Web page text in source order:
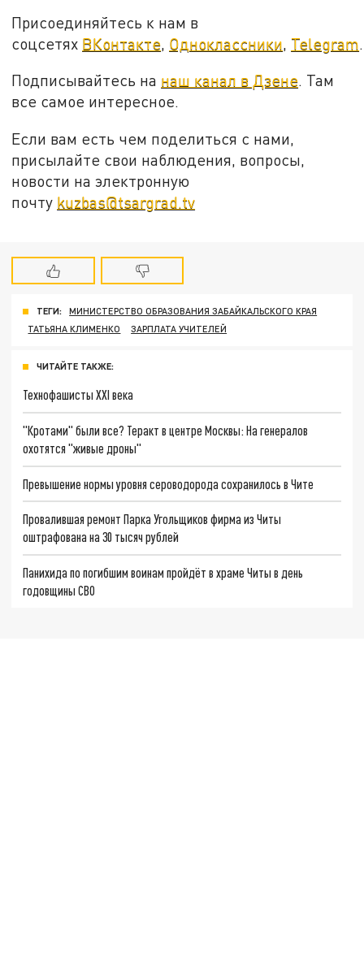
Присоединяйтесь к нам в
соцсетях ВКонтакте Одноклассники Telegram
Подписывайтесь на наш канал в Дзене. Там
все самое интересное.
Если вам есть чем поделиться с нами,
присылайте свои наблюдения, вопросы,
новости на электронную
почту kuzbas@tsargrad.tv
ТЕГИ:
МИНИСТЕРСТВО ОБРАЗОВАНИЯ ЗАБАЙКАЛЬСКОГО КРАЯ
ТАТЬЯНА КЛИМЕНКО
ЗАРПЛАТА УЧИТЕЛЕЙ
ЧИТАЙТЕ ТАКЖЕ:
Технофашисты XXI века
"Кротами" были все? Теракт в центре Москвы: На генералов
охотятся "живые дроны"
Превышение нормы уровня сероводорода сохранилось в Чите
Провалившая ремонт Парка Угольщиков фирма из Читы
оштрафована на 30 тысяч рублей
Панихида по погибшим воинам пройдёт в храме Читы в день
годовщины СВО